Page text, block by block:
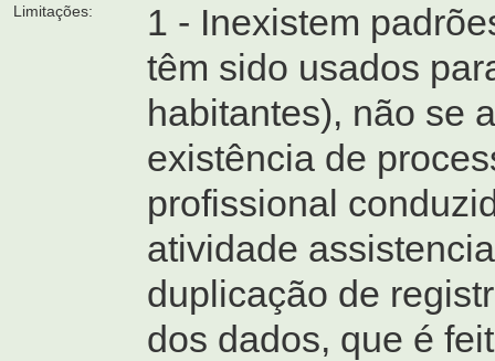
Limitações:
1 - Inexistem
têm sido usados
habitantes), não se
existência de
profissional
atividade
duplicação de
dos dados, que é